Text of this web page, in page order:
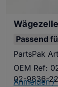
Wägezelle
Passend
PartsPak
OEM Ref:
02-9836-
Anmelden /